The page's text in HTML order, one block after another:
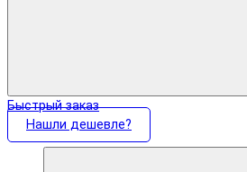
Быстрый заказ
Нашли дешевле?